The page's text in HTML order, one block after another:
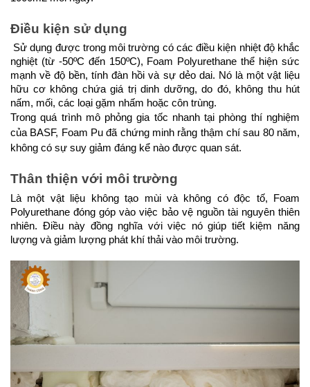
Điều kiện sử dụng
Sử dụng được trong môi trường có các điều kiện nhiệt độ khắc
nghiệt (từ -50ºC đến 150ºC), Foam Polyurethane thể hiện sức
mạnh về độ bền, tính đàn hồi và sự dẻo dai. Nó là một vật liệu
hữu cơ không chứa giá trị dinh dưỡng, do đó, không thu hút
nấm, mối, các loại gặm nhấm hoặc côn trùng.
Trong quá trình mô phỏng gia tốc nhanh tại phòng thí nghiệm
của BASF, Foam Pu đã chứng minh rằng thậm chí sau 80 năm,
không có sự suy giảm đáng kể nào được quan sát.
Thân thiện với môi trường
Là một vật liệu không tạo mùi và không có độc tố, Foam
Polyurethane đóng góp vào việc bảo vệ nguồn tài nguyên thiên
nhiên. Điều này đồng nghĩa với việc nó giúp tiết kiệm năng
lượng và giảm lượng phát khí thải vào môi trường.